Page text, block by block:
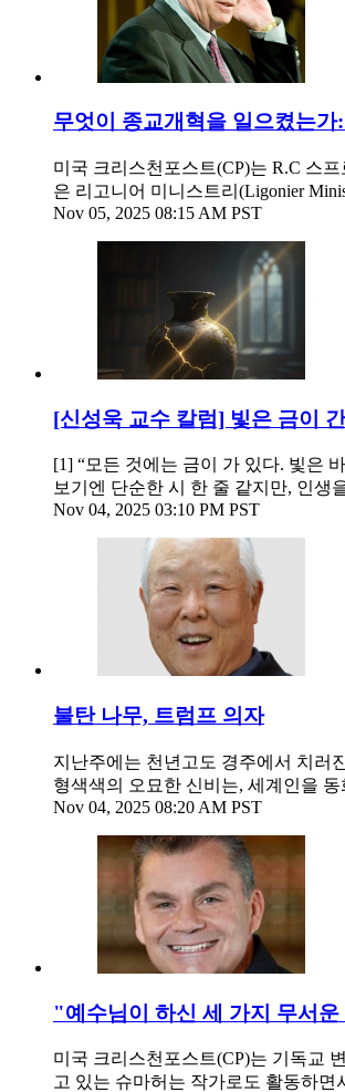
무엇이 종교개혁을 일으켰는
미국 크리스천포스트(CP)는 R.C 스프
은 리고니어 미니스트리(Ligonier
Nov 05, 2025 08:15 AM PST
[신성욱 교수 칼럼] 빛은 금이
[1] “모든 것에는 금이 가 있다. 빛은
보기엔 단순한 시 한 줄 같지만, 인생
Nov 04, 2025 03:10 PM PST
불탄 나무, 트럼프 의자
지난주에는 천년고도 경주에서 치러
형색색의 오묘한 신비는, 세계인을
Nov 04, 2025 08:20 AM PST
"예수님이 하신 세 가지 무서
미국 크리스천포스트(CP)는 기독교
고 있는 슈마허는 작가로도 활동하